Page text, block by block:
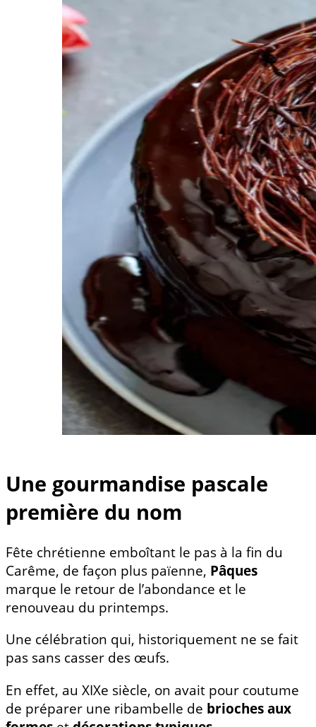
Une gourmandise pascale
première du nom
Fête chrétienne emboîtant le pas à la fin du
Carême, de façon plus païenne, Pâques
marque le retour de l’abondance et le
renouveau du printemps.
Une célébration qui, historiquement ne se fait
pas sans casser des œufs.
En effet, au XIXe siècle, on avait pour coutume
de préparer une ribambelle de brioches aux